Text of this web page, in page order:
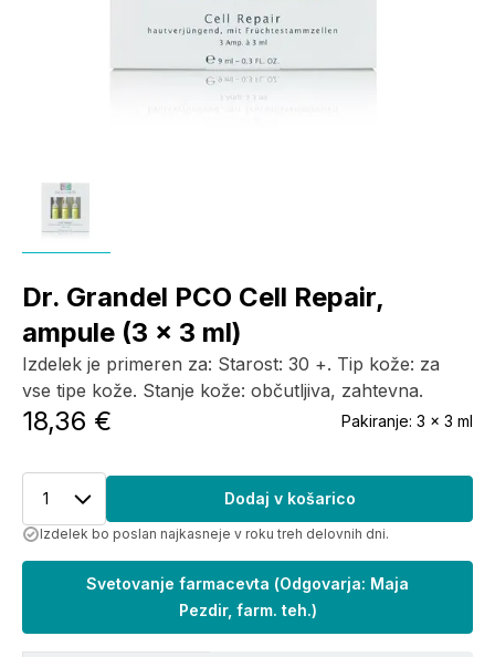
Dr. Grandel PCO Cell Repair,
ampule (3 x 3 ml)
Izdelek je primeren za: Starost: 30 +. Tip kože: za
vse tipe kože. Stanje kože: občutljiva, zahtevna.
18,36 € Pakiranje: 3 x 3 ml
1 Dodaj v košarico
Izdelek bo poslan najkasneje v roku treh delovnih dni.
Svetovanje farmacevta (Odgovarja: Maja
Pezdir, farm. teh.)